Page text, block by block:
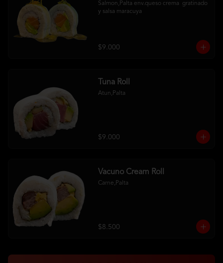
Salmon,Palta env.queso crema  gratinado
y salsa maracuya
$9.000
Tuna Roll
Atun,Palta
$9.000
Vacuno Cream Roll
Carne,Palta
$8.500